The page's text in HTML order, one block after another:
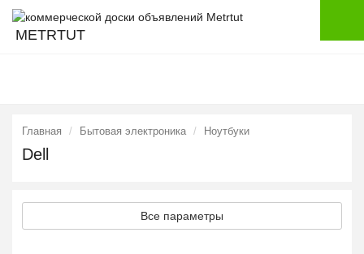
METRTUT
Главная Бытовая электроника Ноутбуки
Dell
Все параметры